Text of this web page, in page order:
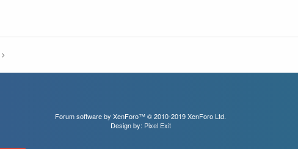
Forum software by XenForo™© 2010-2019 XenForo Ltd.
Design by: Pixel Exit